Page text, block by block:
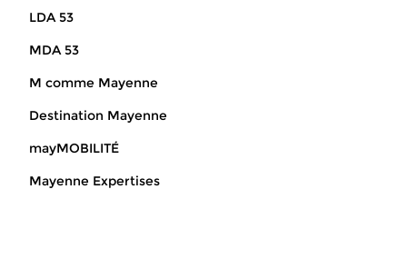
LDA 53
MDA 53
M comme Mayenne
Destination Mayenne
mayMOBILITÉ
Mayenne Expertises